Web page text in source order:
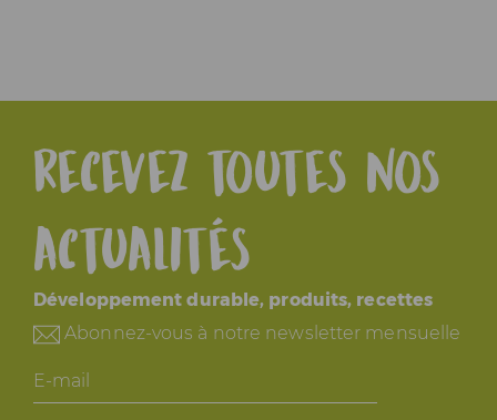
Recevez toutes nos
actualités
Développement durable, produits, recettes
Abonnez-vous à notre newsletter mensuelle
E-
mail